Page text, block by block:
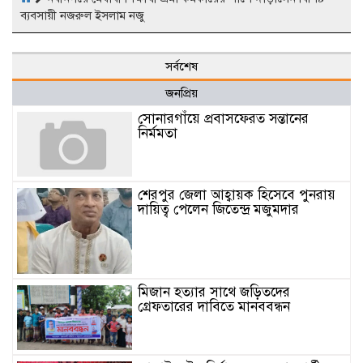
ব্যবসায়ী নজরুল ইসলাম নজু
সর্বশেষ
জনপ্রিয়
সোনারগাঁয়ে প্রবাসফেরত সন্তানের
নির্মমতা
শেরপুর জেলা আহ্বায়ক হিসেবে পুনরায়
দায়িত্ব পেলেন জিতেন্দ্র মজুমদার
মিজান হত্যার সাথে জড়িতদের
গ্রেফতারের দাবিতে মানববন্ধন